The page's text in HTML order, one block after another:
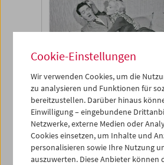
Cookie-Einstellungen
Wir verwenden Cookies, um die
zu analysieren und Funktionen für
bereitzustellen. Darüber hinaus
Einwilligung – eingebundene
Netzwerke, externe Medien oder
Cookies einsetzen, um Inhalte und
personalisieren sowie Ihre Nutzung
auszuwerten. Diese Anbieter können